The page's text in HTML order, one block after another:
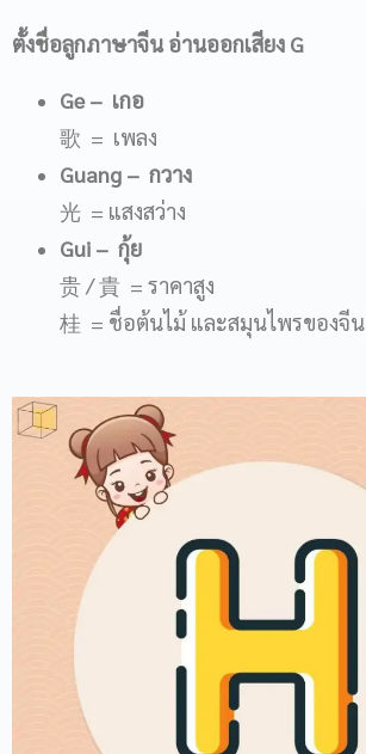
ตั้งชื่อลูกภาษาจีน อ่านออกเสียง G
Ge– เกอ
歌 = เพลง
Guang – กวาง
光 = แสงสว่าง
Gui – กุ้ย
贵 / 貴 = ราคาสูง
桂 = ชื่อต้นไม้ และสมุนไพรของจีน